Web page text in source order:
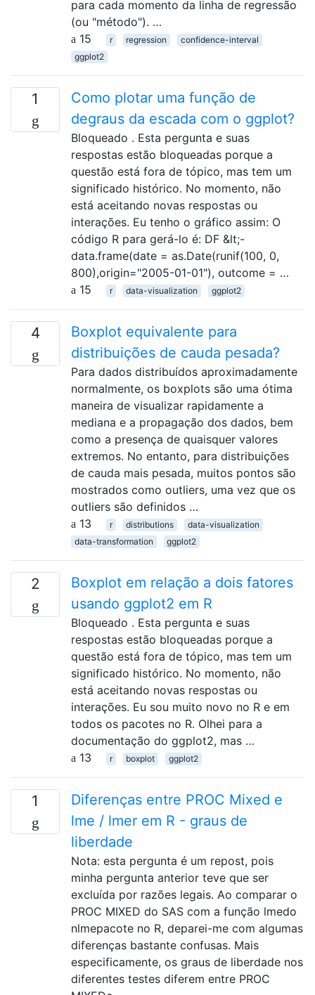
para cada momento da linha de regressão
(ou "método"). …
15
r regression
confidence-interval
ggplot2
1
Como plotar uma função de
degraus da escada com o ggplot?
Bloqueado . Esta pergunta e suas
respostas estão bloqueadas porque a
questão está fora de tópico, mas tem um
significado histórico. No momento, não
está aceitando novas respostas ou
interações. Eu tenho o gráfico assim: O
código R para gerá-lo é: DF &lt;-
data.frame(date = as.Date(runif(100, 0,
800),origin="2005-01-01"), outcome = …
15
r data-visualization ggplot2
4
Boxplot equivalente para
distribuições de cauda pesada?
Para dados distribuídos aproximadamente
normalmente, os boxplots são uma ótima
maneira de visualizar rapidamente a
mediana e a propagação dos dados, bem
como a presença de quaisquer valores
extremos. No entanto, para distribuições
de cauda mais pesada, muitos pontos são
mostrados como outliers, uma vez que os
outliers são definidos …
13
r distributions
data-visualization
data-transformation
ggplot2
2
Boxplot em relação a dois fatores
usando ggplot2 em R
Bloqueado . Esta pergunta e suas
respostas estão bloqueadas porque a
questão está fora de tópico, mas tem um
significado histórico. No momento, não
está aceitando novas respostas ou
interações. Eu sou muito novo no R e em
todos os pacotes no R. Olhei para a
documentação do ggplot2, mas …
13
r boxplot ggplot2
1
Diferenças entre PROC Mixed e
lme / lmer em R - graus de
liberdade
Nota: esta pergunta é um repost, pois
minha pergunta anterior teve que ser
excluída por razões legais. Ao comparar o
PROC MIXED do SAS com a função lmedo
nlmepacote no R, deparei-me com algumas
diferenças bastante confusas. Mais
especificamente, os graus de liberdade nos
diferentes testes diferem entre PROC